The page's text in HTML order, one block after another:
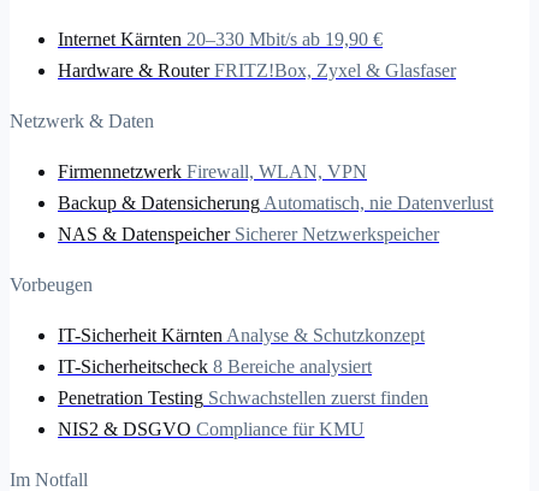
Internet Kärnten 20–330 Mbit/s ab 19,90 €
Hardware & Router FRITZ!Box, Zyxel & Glasfaser
Netzwerk & Daten
Firmennetzwerk Firewall, WLAN, VPN
Backup & Datensicherung Automatisch, nie Datenverlust
NAS & Datenspeicher Sicherer Netzwerkspeicher
Vorbeugen
IT-Sicherheit Kärnten Analyse & Schutzkonzept
IT-Sicherheitscheck 8 Bereiche analysiert
Penetration Testing Schwachstellen zuerst finden
NIS2 & DSGVO Compliance für KMU
Im Notfall